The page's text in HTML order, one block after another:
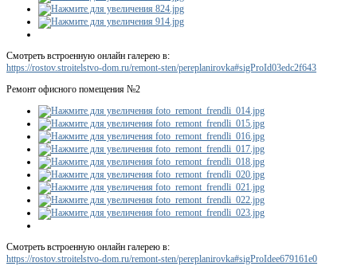
Смотреть встроенную онлайн галерею в:
https://rostov.stroitelstvo-dom.ru/remont-sten/pereplanirovka#sigProId03edc2f643
Ремонт офисного помещения №2
Смотреть встроенную онлайн галерею в:
https://rostov.stroitelstvo-dom.ru/remont-sten/pereplanirovka#sigProIdee679161e0